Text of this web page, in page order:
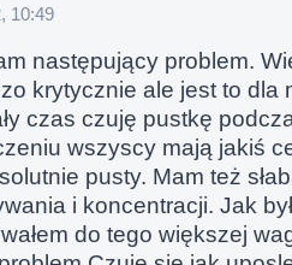
10:49
następujący problem.
krytycznie ale jest to dla
czas czuję pustkę
wszyscy mają jakiś
pusty. Mam też
i koncentracji. Jak
do tego większej